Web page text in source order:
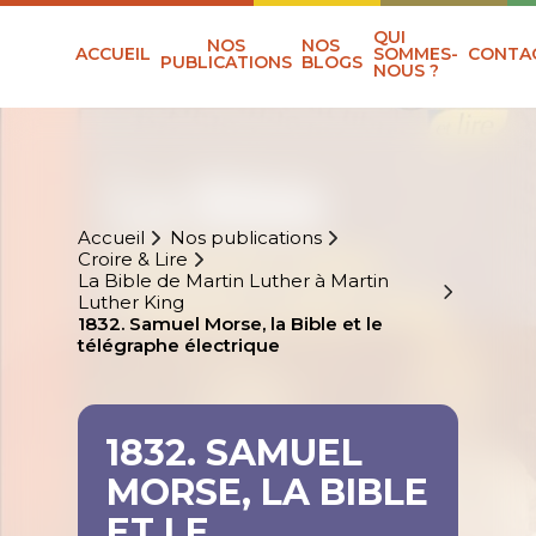
ACCUEIL NOS
PUBLICATIONS
NOS
BLOGS
QUI
SOMMES-
NOUS ?
Accueil
Nos publications
Croire & Lire
La Bible de Martin Luther à Martin
Luther King
1832. Samuel Morse, la Bible et le
télégraphe électrique
1832. SAMUEL
MORSE, LA BIBLE